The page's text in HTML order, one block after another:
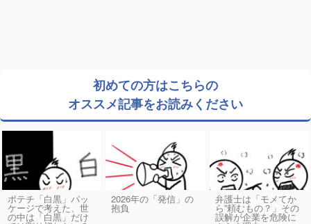
初めての方はこちらの
オススメ記事をお読みください
ポテチ「白黒」パッ
ケージで考えた、世
の中は「白黒」だけ
2026年の「発信」の
抱負
弁護士は「モメてか
ら”頼むもの？」その
誤解が企業を危険に